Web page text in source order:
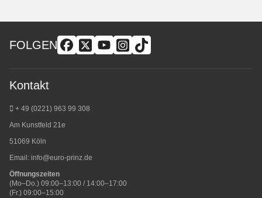
FOLGEN
Kontakt
+ 49 (0221) 963 99 308
Am Kunstfeld 21e
51069 Köln
Email: info@euro-prinz.de
Öffnungszeiten
(Mo–Do.) 09:00–13:00 / 14:00–17:00
(Fr.) 09:00–15:00